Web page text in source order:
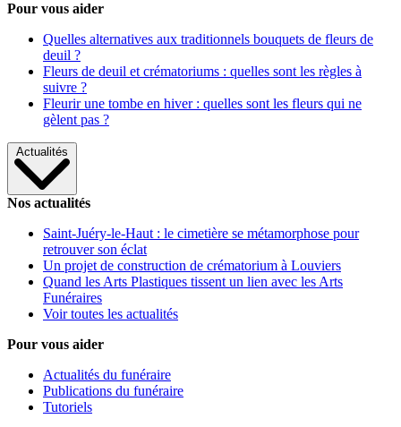
Pour vous aider
Quelles alternatives aux traditionnels bouquets de fleurs de
deuil ?
Fleurs de deuil et crématoriums : quelles sont les règles à
suivre ?
Fleurir une tombe en hiver : quelles sont les fleurs qui ne
gèlent pas ?
Actualités
Nos actualités
Saint-Juéry-le-Haut : le cimetière se métamorphose pour
retrouver son éclat
Un projet de construction de crématorium à Louviers
Quand les Arts Plastiques tissent un lien avec les Arts
Funéraires
Voir toutes les actualités
Pour vous aider
Actualités du funéraire
Publications du funéraire
Tutoriels